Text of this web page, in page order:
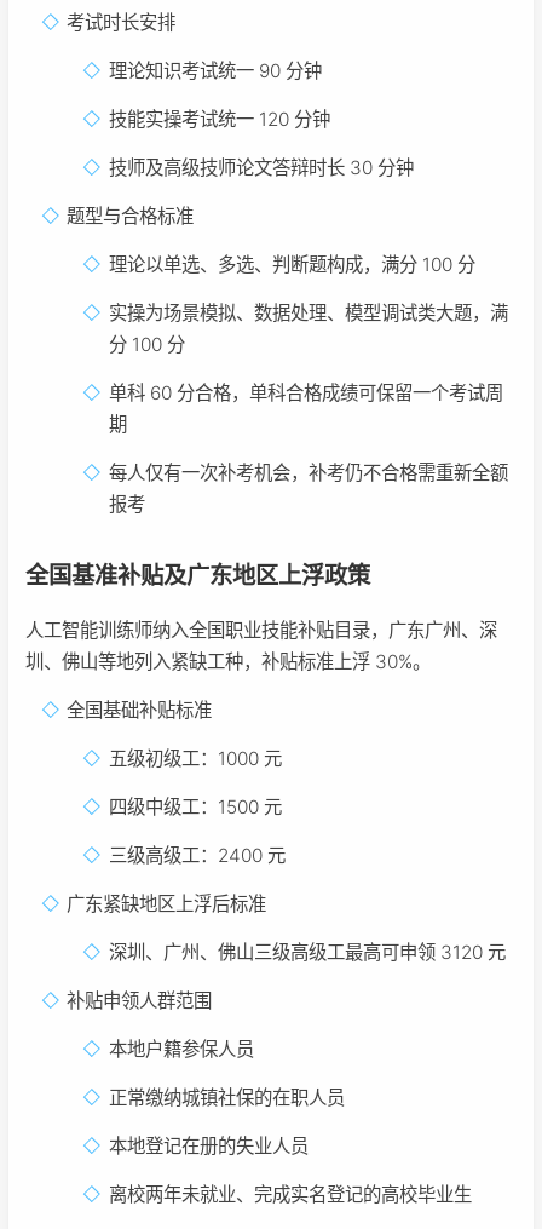
考试时长安排
理论知识考试统一 90 分钟
技能实操考试统一 120 分钟
技师及高级技师论文答辩时长 30 分钟
题型与合格标准
理论以单选、多选、判断题构成，满分 100 分
实操为场景模拟、数据处理、模型调试类大题，满
分 100 分
单科 60 分合格，单科合格成绩可保留一个考试周
期
每人仅有一次补考机会，补考仍不合格需重新全额
报考
全国基准补贴及广东地区上浮政策
人工智能训练师纳入全国职业技能补贴目录，广东广州、深
圳、佛山等地列入紧缺工种，补贴标准上浮 30%。
全国基础补贴标准
五级初级工：1000 元
四级中级工：1500 元
三级高级工：2400 元
广东紧缺地区上浮后标准
深圳、广州、佛山三级高级工最高可申领 3120 元
补贴申领人群范围
本地户籍参保人员
正常缴纳城镇社保的在职人员
本地登记在册的失业人员
离校两年未就业、完成实名登记的高校毕业生